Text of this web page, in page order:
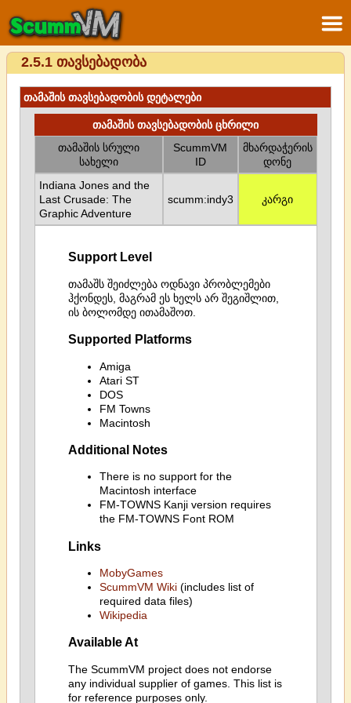
2.5.1 თავსებადობა
თამაშის თავსებადობის დეტალები
თამაშის თავსებადობის ცხრილი
თამაშის სრული
სახელი
ScummVM
ID
მხარდაჭერის
დონე
Indiana Jones and the
Last Crusade: The
Graphic Adventure
scumm:indy3 კარგი
Support Level
თამაშს შეიძლება ოდნავი პრობლემები
ჰქონდეს, მაგრამ ეს ხელს არ შეგიშლით,
ის ბოლომდე ითამაშოთ.
Supported Platforms
Amiga
Atari ST
DOS
FM Towns
Macintosh
Additional Notes
There is no support for the
Macintosh interface
FM-TOWNS Kanji version requires
the FM-TOWNS Font ROM
Links
MobyGames
ScummVM Wiki(includes list of
required data files)
Wikipedia
Available At
The ScummVM project does not endorse
any individual supplier of games. This list is
for reference purposes only.